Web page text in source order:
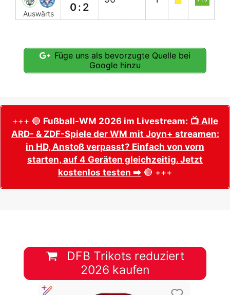
Auswärts
0:2
Füge uns als bevorzugte Quelle bei
Google hinzu
+++ 🔴 Fußball-WM 2026 im Livestream: 📺 Alle
ARD- & ZDF-Spiele der WM mit Joyn+ streamen:
in HD, Anstoß verpasst? Einfach von vorn
starten, auf 4 Geräten gleichzeitig. Jetzt
kostenlos testen ➡️ 🔴 +++
DFB Trikots reduziert
2026 kaufen